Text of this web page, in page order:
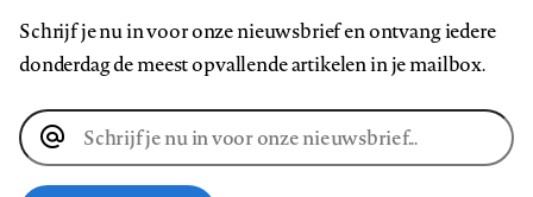
Schrijf je nu in voor onze nieuwsbrief en ontvang iedere
donderdag de meest opvallende artikelen in je mailbox.
E-
mailadres